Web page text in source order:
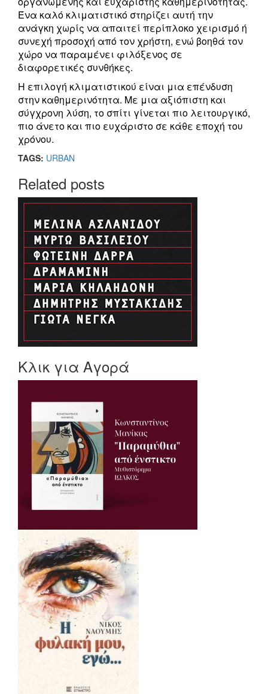
Ένα καλό κλιματιστικό στηρίζει αυτή την
ανάγκη χωρίς να απαιτεί περίπλοκο χειρισμό ή
συνεχή προσοχή από τον χρήστη, ενώ βοηθά τον
χώρο να παραμένει φιλόξενος σε
διαφορετικές συνθήκες.
Η επιλογή κλιματιστικού είναι μια επένδυση
στην καθημερινότητα. Με μια αξιόπιστη και
σύγχρονη λύση, το σπίτι γίνεται πιο λειτουργικό,
πιο άνετο και πιο ευχάριστο σε κάθε εποχή του
χρόνου.
TAGS: URBAN
Related posts
Κλικ για Αγορά